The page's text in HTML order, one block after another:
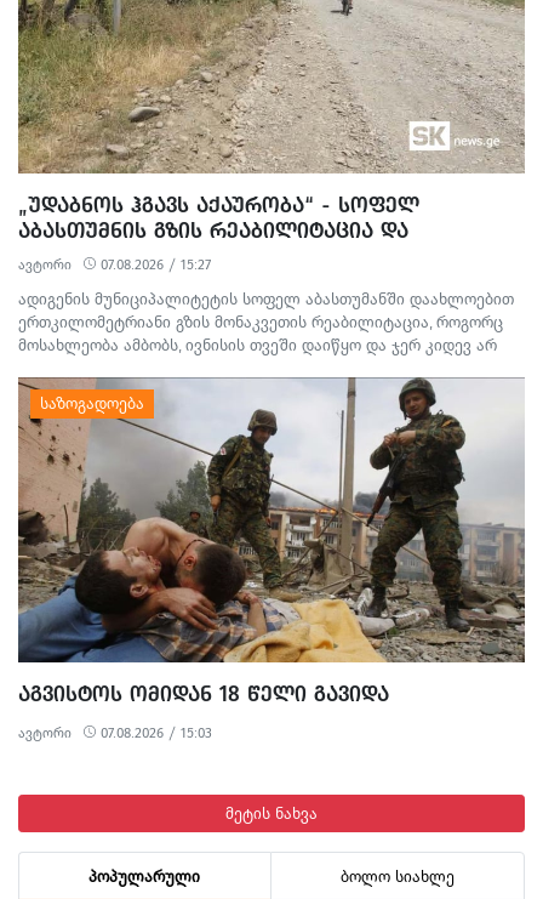
„ᲣᲓᲐᲑᲜᲝᲡ ᲰᲒᲐᲕᲡ ᲐᲥᲐᲣᲠᲝᲑᲐ“ - ᲡᲝᲤᲔᲚ
ᲐᲑᲐᲡᲗᲣᲛᲜᲘᲡ ᲒᲖᲘᲡ ᲠᲔᲐᲑᲘᲚᲘᲢᲐᲪᲘᲐ ᲓᲐ
ᲛᲝᲡᲐᲮᲚᲔᲝᲑᲘᲡ ᲞᲠᲝᲢᲔᲡᲢᲘ
ავტორი 07.08.2026 / 15:27
ადიგენის მუნიციპალიტეტის სოფელ აბასთუმანში დაახლოებით
ერთკილომეტრიანი გზის მონაკვეთის რეაბილიტაცია, როგორც
მოსახლეობა ამბობს, ივნისის თვეში დაიწყო და ჯერ კიდევ არ
მტვერი, მოუწესრიგებელი სანიაღვრე არხები ადგილობრივების
ყოველდღიურ ცხოვრებასა და ტურისტულ სეზონს პრობლემებს
უქმნის.
ᲐᲒᲕᲘᲡᲢᲝᲡ ᲝᲛᲘᲓᲐᲜ 18 ᲬᲔᲚᲘ ᲒᲐᲕᲘᲓᲐ
ავტორი 07.08.2026 / 15:03
მეტის ნახვა
პოპულარული ბოლო სიახლე